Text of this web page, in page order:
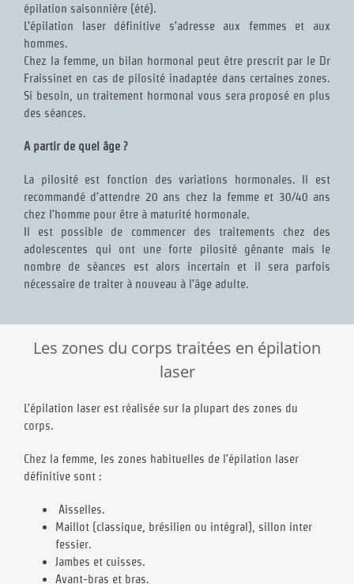
épilation saisonnière (été).
L’épilation laser définitive s’adresse aux femmes et aux
hommes.
Chez la femme, un bilan hormonal peut être prescrit par le Dr
Fraissinet en cas de pilosité inadaptée dans certaines zones.
Si besoin, un traitement hormonal vous sera proposé en plus
des séances.
A partir de quel âge ?
La pilosité est fonction des variations hormonales. Il est
recommandé d’attendre 20 ans chez la femme et 30/40 ans
chez l’homme pour être à maturité hormonale.
Il est possible de commencer des traitements chez des
adolescentes qui ont une forte pilosité gênante mais le
nombre de séances est alors incertain et il sera parfois
nécessaire de traiter à nouveau à l’âge adulte.
Les zones du corps traitées en épilation
laser
L’épilation laser est réalisée sur la plupart des zones du
corps.
Chez la femme, les zones habituelles de l’épilation laser
définitive sont :
Aisselles.
Maillot (classique, brésilien ou intégral), sillon inter
fessier.
Jambes et cuisses.
Avant-bras et bras.